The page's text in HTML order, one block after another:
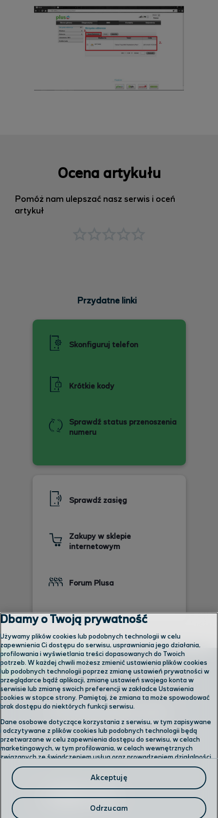
Ocena artykułu
Pomóż nam ulepszać nasz serwis i oceń
artykuł
Przydatne linki
Skonfiguruj telefon
Krótkie kody
Sprawdź status przenoszenia
numeru
Sprawdź zasięg
Zakupy w sklepie
internetowym
Forum Plusa
Skontaktuj się z nami
Odwiedź nas w salonie
Formularz kontaktowy
Dbamy o Twoją prywatność
Używamy plików cookies lub podobnych technologii w celu
zapewnienia Ci dostępu do serwisu, usprawniania jego działania,
profilowania i wyświetlania treści dopasowanych do Twoich
potrzeb. W każdej chwili możesz zmienić ustawienia plików cookies
lub podobnych technologii poprzez zmianę ustawień prywatności w
przeglądarce bądź aplikacji, zmianę ustawień swojego konta w
serwisie lub zmianę swoich preferencji w zakładce Ustawienia
cookies w stopce strony. Pamiętaj, że zmiana ta może spowodować
brak dostępu do niektórych funkcji serwisu.
Dane osobowe dotyczące korzystania z serwisu, w tym zapisywane
i odczytywane z plików cookies lub podobnych technologii będą
przetwarzane w celu zapewnienia dostępu do serwisu, w celach
marketingowych, w tym profilowania, w celach wewnętrznych
związanych ze świadczeniem usług oraz prowadzeniem działalności
gospodarczej, w tym dowodowych, analitycznych i statystycznych,
wykrywania i eliminowania nadużyć oraz w celu wykonywania
obowiązków wynikających z przepisów prawa. Administratorem
Twoich danych jestPolkomtel sp. z o.o.
Przysługuje Ci prawo do dostępu do danych, ich usunięcia,
Akceptuję
Odrzucam